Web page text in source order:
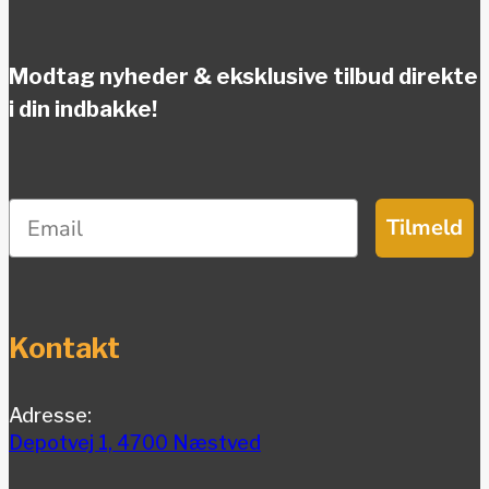
Modtag nyheder & eksklusive tilbud direkte
i din indbakke!
Tilmeld
Kontakt
Adresse:
Depotvej 1, 4700 Næstved